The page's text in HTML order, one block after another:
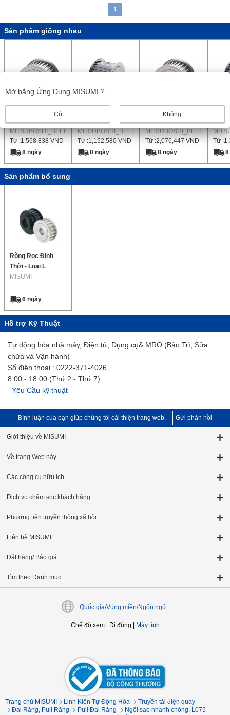
1
Sản phẩm giống nhau
S8M0250
MITSUBOSHI_BELT
Từ :1,568,838 VND
8 ngày
MITSUBOSHI_BELT
Từ :1,152,580 VND
8 ngày
Sao nhanh,
S8M0400
MITSUBOSHI_BELT
Từ :2,076,447 VND
8 ngày
Từ :
Sản phẩm bổ sung
Ròng Rọc Định
Thời - Loại L
MISUMI
6 ngày
Hỗ trợ Kỹ Thuật
Tự động hóa nhà máy, Điện tử, Dụng cụ& MRO (Bảo Trì, Sửa
chữa và Vận hành)
Số điện thoại : 0222-371-4026
8:00 - 18:00 (Thứ 2 - Thứ 7)
Yêu Cầu kỹ thuật
Bình luận của bạn giúp chúng tôi cải thiện trang web. Gửi phản hồi
Giới thiệu về MISUMI
Về trang Web này
Các công cụ hữu ích
Dịch vụ chăm sóc khách hàng
Phương tiện truyền thông xã hội
Liên hệ MISUMI
Đặt hàng/ Báo giá
Tìm theo Danh mục
Quốc gia/Vùng miền/Ngôn ngữ
Chế độ xem: Di động Máy tính
Trang chủ MISUMI Linh Kiện Tự Động Hóa
Truyền tải điện quay
Đai Răng, Puli Răng
Puli Đai Răng
Ngôi sao nhanh chóng, L075
Mở bằng Ứng Dụng MISUMI ?
Có Không